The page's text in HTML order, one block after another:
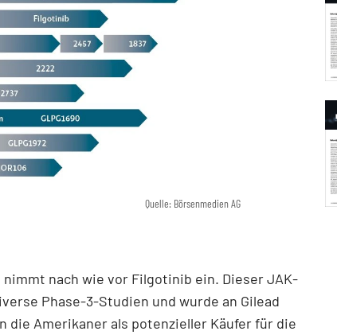
Quelle: Börsenmedien AG
nach wie vor Filgotinib ein. Dieser JAK-
Phase-3-Studien und wurde an Gilead
die Amerikaner als potenzieller Käufer für die